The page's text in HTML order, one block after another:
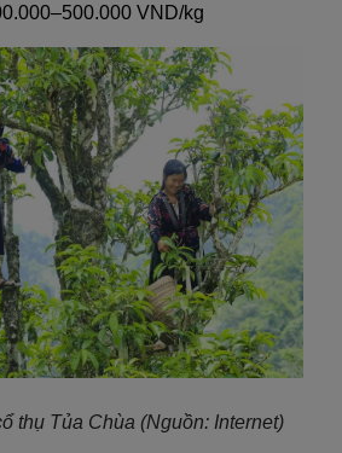
VND/kg
thụ Tủa Chùa (Nguồn: Internet)